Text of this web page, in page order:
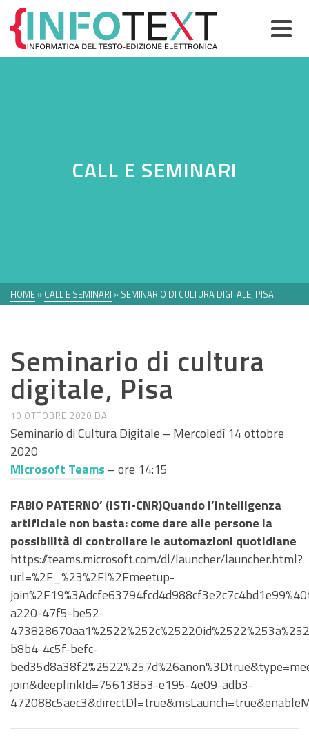
CALL E SEMINARI
HOME » CALL E SEMINARI » SEMINARIO DI CULTURA DIGITALE, PISA
Seminario di cultura
digitale, Pisa
10 OTTOBRE 2020 DA
Seminario di Cultura Digitale – Mercoledì 14 ottobre
2020
Microsoft Teams – ore 14:15
FABIO PATERNO’ (ISTI-CNR)Quando l’intelligenza
artificiale non basta: come dare alle persone la
possibilità di controllare le automazioni quotidiane
https://teams.microsoft.com/dl/launcher/launcher.html?
url=%2F_%23%2Fl%2Fmeetup-
a220-47f5-be52-
b8b4-4c5f-befc-
join&deeplinkId=75613853-e195-4e09-adb3-